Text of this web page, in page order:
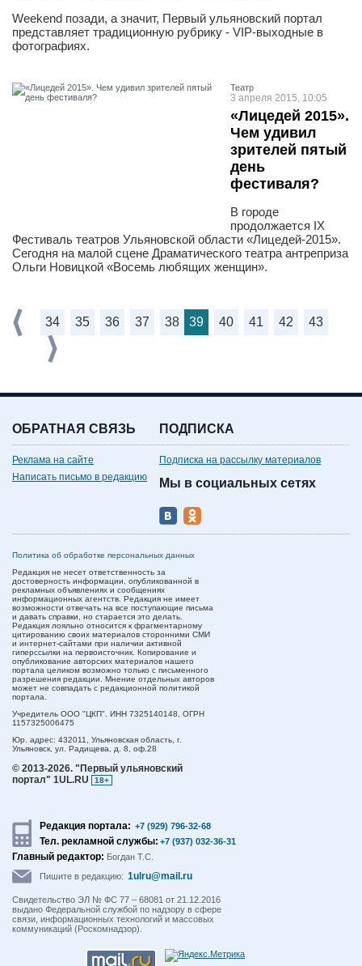
Weekend позади, а значит, Первый ульяновский портал
представляет традиционную рубрику - VIP-выходные в
фотографиях.
Театр
3 апреля 2015, 10:05
«Лицедей 2015».
Чем удивил
зрителей пятый
день
фестиваля?
В городе
продолжается IX
Фестиваль театров Ульяновской области «Лицедей-2015».
Сегодня на малой сцене Драматического театра антреприза
Ольги Новицкой «Восемь любящих женщин».
34 35 36 37 38 39 40 41 42 43
ОБРАТНАЯ СВЯЗЬ
Реклама на сайте
Написать письмо в редакцию
ПОДПИСКА
Подписка на рассылку материалов
Мы в социальных сетях
Политика об обработке персональных данных
Редакция не несет ответственность за
достоверность информации, опубликованной в
рекламных объявлениях и сообщениях
информационных агентств. Редакция не имеет
возможности отвечать на все поступающие письма
и давать справки, но старается это делать.
Редакция лояльно относится к фрагментарному
цитированию своих материалов сторонними СМИ
и интернет-сайтами при наличии активной
гиперссылки на первоисточник. Копирование и
опубликование авторских материалов нашего
портала целиком возможно только с письменного
разрешения редакции. Мнение отдельных авторов
может не совпадать с редакционной политикой
портала.
Учредитель ООО "ЦКП". ИНН 7325140148, ОГРН
1157325006475
Юр. адрес: 432011, Ульяновская область, г.
Ульяновск, ул. Радищева, д. 8, оф.28
© 2013-2026. "Первый ульяновский
портал" 1UL.RU
18+
Редакция портала: +7 (929) 796-32-68
Тел. рекламной службы: +7 (937) 032-36-31
Главный редактор: Богдан Т.С.
Пишите в редакцию: 1ulru@mail.ru
Свидетельство ЭЛ № ФС 77 – 68081 от 21.12.2016
выдано Федеральной службой по надзору в сфере
связи, информационных технологий и массовых
коммуникаций (Роскомнадзор).